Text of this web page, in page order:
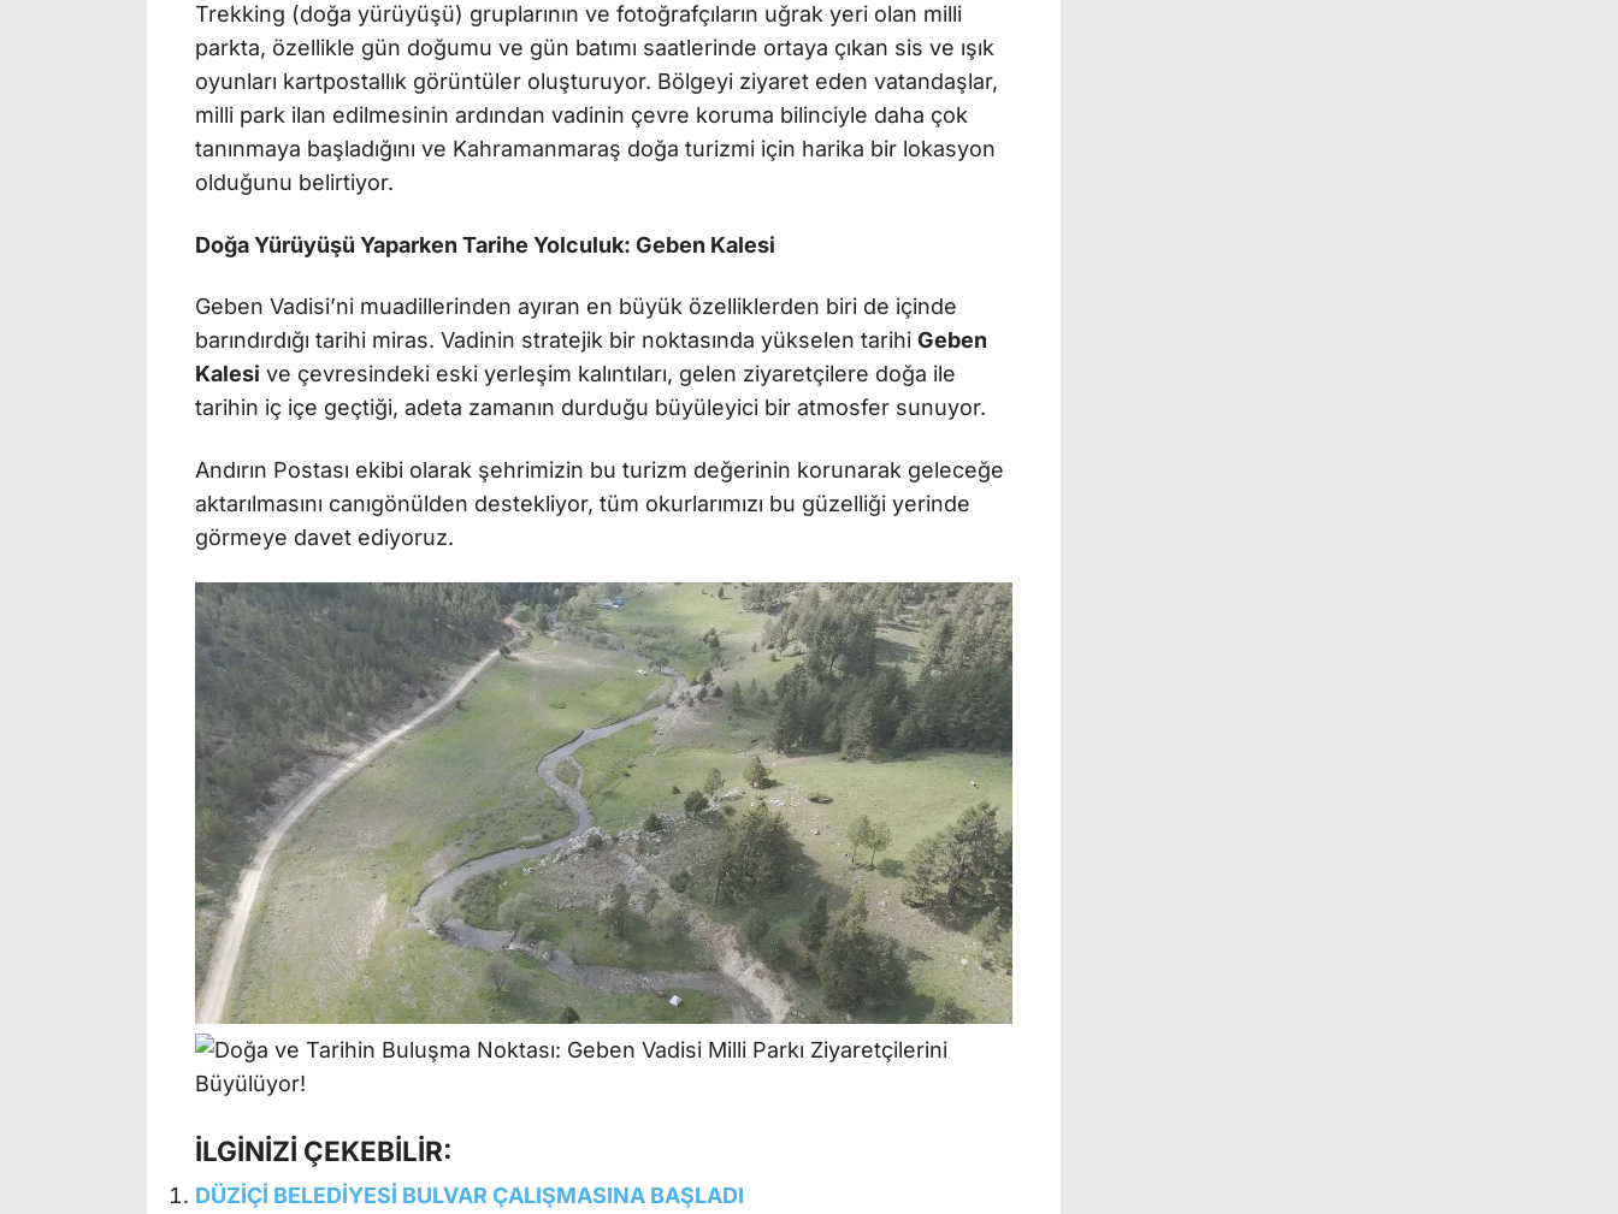
Trekking (doğa yürüyüşü) gruplarının ve fotoğrafçıların uğrak yeri olan milli
parkta, özellikle gün doğumu ve gün batımı saatlerinde ortaya çıkan sis ve ışık
oyunları kartpostallık görüntüler oluşturuyor. Bölgeyi ziyaret eden vatandaşlar,
milli park ilan edilmesinin ardından vadinin çevre koruma bilinciyle daha çok
tanınmaya başladığını ve Kahramanmaraş doğa turizmi için harika bir lokasyon
olduğunu belirtiyor.
Doğa Yürüyüşü Yaparken Tarihe Yolculuk: Geben Kalesi
Geben Vadisi’ni muadillerinden ayıran en büyük özelliklerden biri de içinde
barındırdığı tarihi miras. Vadinin stratejik bir noktasında yükselen tarihi Geben
Kalesi ve çevresindeki eski yerleşim kalıntıları, gelen ziyaretçilere doğa ile
tarihin iç içe geçtiği, adeta zamanın durduğu büyüleyici bir atmosfer sunuyor.
Andırın Postası ekibi olarak şehrimizin bu turizm değerinin korunarak geleceğe
aktarılmasını canıgönülden destekliyor, tüm okurlarımızı bu güzelliği yerinde
görmeye davet ediyoruz.
İLGİNİZİ ÇEKEBİLİR:
DÜZİÇİ BELEDİYESİ BULVAR ÇALIŞMASINA BAŞLADI